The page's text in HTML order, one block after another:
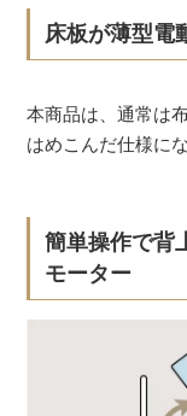
床板が薄型電
本商品は、通常は
はめこんだ仕様に
簡単操作で背
モーター